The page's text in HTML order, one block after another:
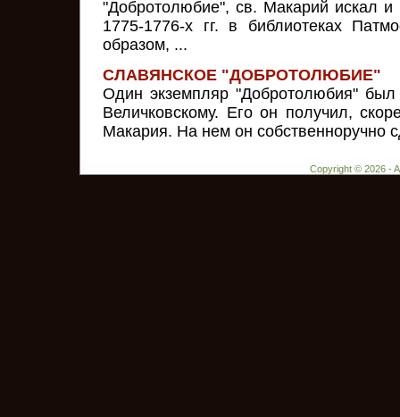
"Добротолюбие", св. Макарий искал
1775-1776-х гг. в библиотеках
образом, ...
СЛАВЯНСКОЕ "ДОБРОТОЛЮБИЕ"
Один экземпляр "Добротолюбия"
Величковскому. Его он получил,
Макария. На нем он собственноручно
Copyright © 2026 -